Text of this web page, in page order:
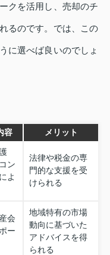
クを活用し、売却のチ
るのです。では、この
に選べば良いのでしょ
容 メリット
ン
よ
法律や税金の専
門的な支援を受
けられる
会
ー
地域特有の市場
動向に基づいた
アドバイスを得
られる